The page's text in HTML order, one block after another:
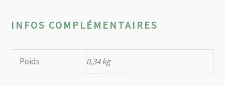
INFOS COMPLÉMENTAIRES
Poids 0,34 kg